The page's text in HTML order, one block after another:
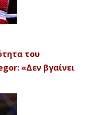
του
«Δεν βγαίνει